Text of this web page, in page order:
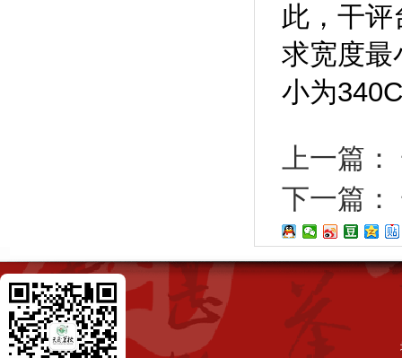
此，干
求宽度最
小为
上一篇：
下一篇：